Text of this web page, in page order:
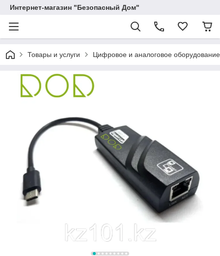
Интернет-магазин "Безопасный Дом"
Товары и услуги Цифровое и аналоговое оборудование